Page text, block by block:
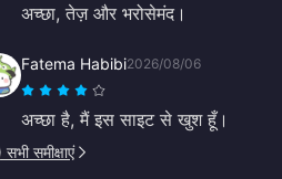
अच्छा, तेज़ और भरोसेमंद।
Fatema Habibi2026/08/06
अच्छा है, मैं इस साइट से खुश हूँ।
समीक्षाएं